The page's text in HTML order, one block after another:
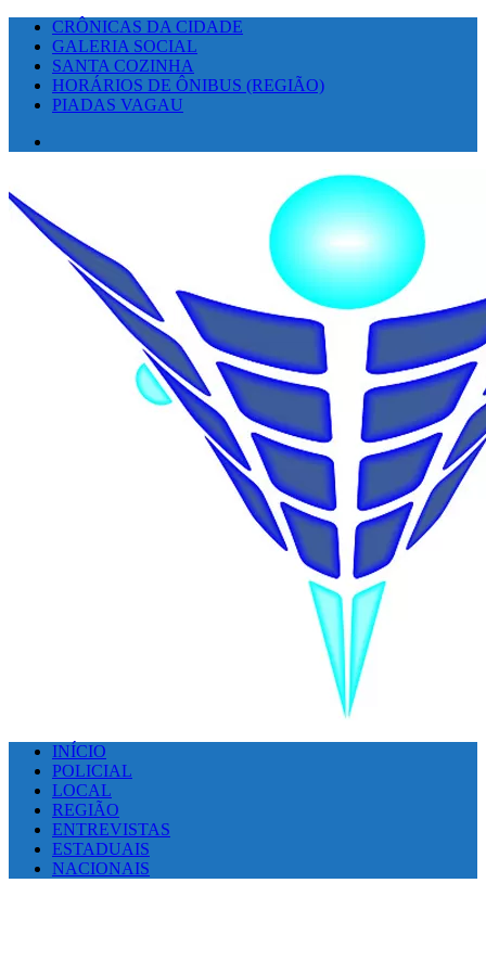
CRÔNICAS DA CIDADE
GALERIA SOCIAL
SANTA COZINHA
HORÁRIOS DE ÔNIBUS (REGIÃO)
PIADAS VAGAU
INÍCIO
POLICIAL
LOCAL
REGIÃO
ENTREVISTAS
ESTADUAIS
NACIONAIS